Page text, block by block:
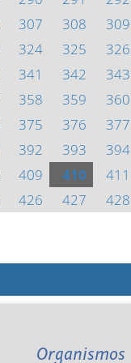
307 308
309
324 325
326
341 342
343
358 359
360
375 376
377
392 393
394
409 410
411
426 427
428
Organismos